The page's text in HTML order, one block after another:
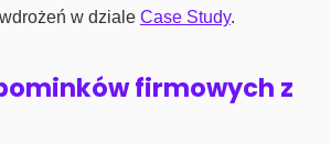
w dziale Case Study.
firmowych z